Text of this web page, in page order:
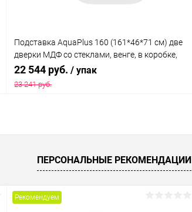
Подставка AquaPlus 160 (161*46*71 см) две
дверки МДФ со стеклами, венге, в коробке,
подходит для модели аквариума LUX П540
22 544 руб. / упак
23 241 руб.
Под заказ
ПЕРСОНАЛЬНЫЕ РЕКОМЕНДАЦИИ
Рекомендуем